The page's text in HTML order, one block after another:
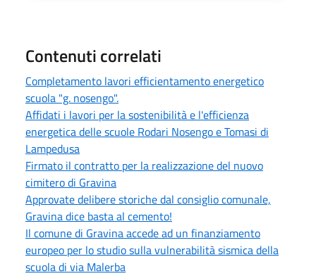
Contenuti correlati
Completamento lavori efficientamento energetico
scuola "g. nosengo".
Affidati i lavori per la sostenibilità e l'efficienza
energetica delle scuole Rodari Nosengo e Tomasi di
Lampedusa
Firmato il contratto per la realizzazione del nuovo
cimitero di Gravina
Approvate delibere storiche dal consiglio comunale,
Gravina dice basta al cemento!
Il comune di Gravina accede ad un finanziamento
europeo per lo studio sulla vulnerabilità sismica della
scuola di via Malerba